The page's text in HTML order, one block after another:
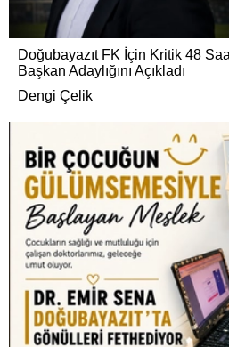
Doğubayazıt FK İçin Kritik 48
Başkan Adaylığını Açıkladı
Dengi Çelik